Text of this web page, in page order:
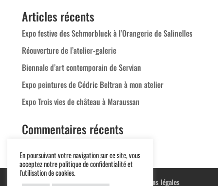
Articles récents
Expo festive des Schmorbluck à l’Orangerie de Salinelles
Réouverture de l’atelier-galerie
Biennale d’art contemporain de Servian
Expo peintures de Cédric Beltran à mon atelier
Expo Trois vies de château à Maraussan
Commentaires récents
Blog Terre cuite Peintures Mentions légales
En poursuivant votre navigation sur ce site, vous
acceptez notre politique de confidentialité et
l'utilisation de cookies.